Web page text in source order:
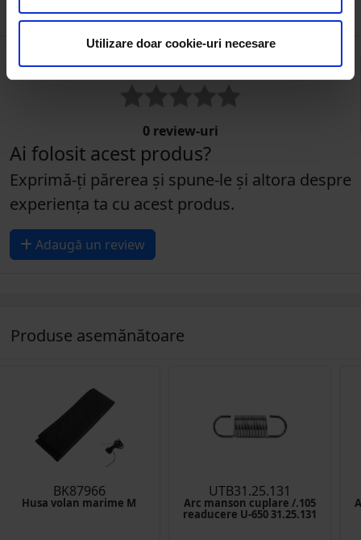
Utilizare doar cookie-uri necesare
Review-uri despre produs ( 0 )
0
0 review-uri
Ai folosit acest produs?
Exprimă-ți părerea și spune-le și altora despre
experiența ta cu acest produs.
Adaugă un review
Produse asemănătoare
BK87966
Husa volan marime M
UTB31.25.131
Arc manson cuplare /.105
readucere U-650 31.25.131